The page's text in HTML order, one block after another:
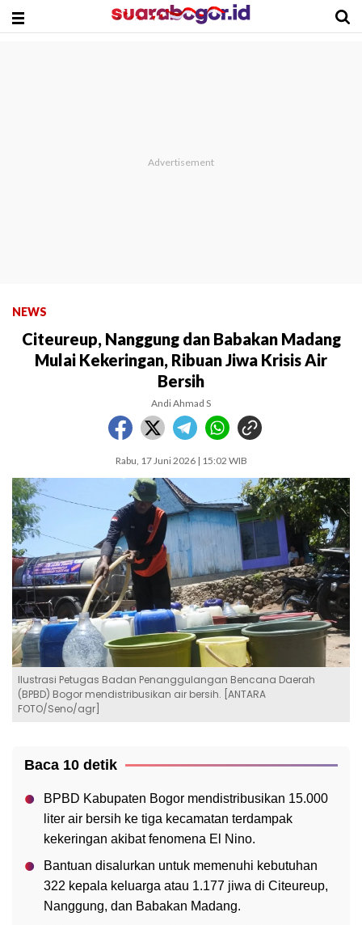
NEWS
Citeureup, Nanggung dan Babakan Madang
Mulai Kekeringan, Ribuan Jiwa Krisis Air
Bersih
Andi Ahmad S
Rabu, 17 Juni 2026 | 15:02 WIB
Ilustrasi Petugas Badan Penanggulangan Bencana Daerah
(BPBD) Bogor mendistribusikan air bersih. [ANTARA
FOTO/Seno/agr]
Baca 10 detik
BPBD Kabupaten Bogor mendistribusikan 15.000
liter air bersih ke tiga kecamatan terdampak
kekeringan akibat fenomena El Nino.
Bantuan disalurkan untuk memenuhi kebutuhan
322 kepala keluarga atau 1.177 jiwa di Citeureup,
Nanggung, dan Babakan Madang.